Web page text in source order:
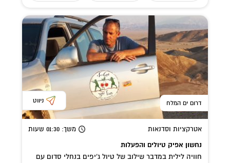
דרום ים המלח ניווט
אטרקציות וסדנאות משך: 01:30 שעות
נחשון אפיק טיולים והפעלות
חוויה לילית במדבר שילוב של טיול ג'יפים בנחלי סדום עם